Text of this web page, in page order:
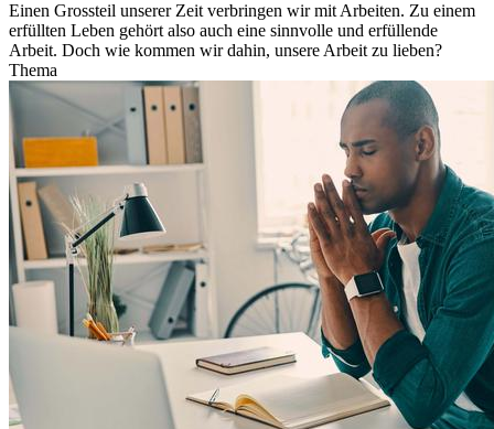
Einen Grossteil unserer Zeit verbringen wir mit Arbeiten. Zu einem
erfüllten Leben gehört also auch eine sinnvolle und erfüllende
Arbeit. Doch wie kommen wir dahin, unsere Arbeit zu lieben?
Thema